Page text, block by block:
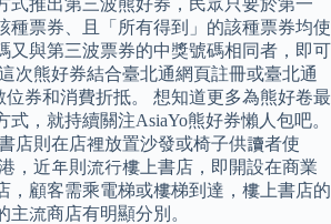
式推出第三波熊好券，民眾只要於第一
種票券、且「所有得到」的該種票券均使
又與第三波票券的中獎號碼相同者，即可
次熊好券結合臺北通網頁註冊或臺北通
位券和消費折抵。 想知道更多為熊好卷最
式，就持續關注AsiaYo熊好券懶人包吧。
店則在店裡放置沙發或椅子供讀者使
，近年則流行樓上書店，即開設在商業
，顧客需乘電梯或樓梯到達，樓上書店的
流商店有明顯分別。